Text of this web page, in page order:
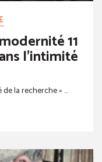
11
l'intimité
la recherche » ...